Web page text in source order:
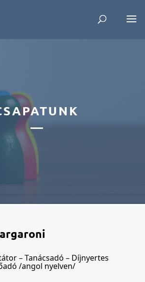
– Tanácsadó – Díjnyertes
/angol nyelven/